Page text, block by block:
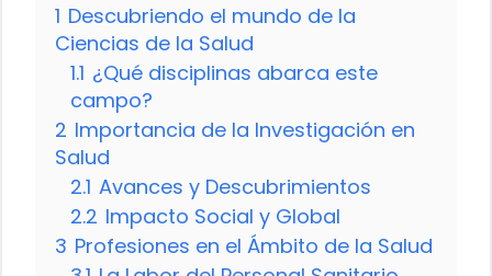
1 Descubriendo el mundo de la
Ciencias de la Salud
1.1 ¿Qué disciplinas abarca este
campo?
2 Importancia de la Investigación en
Salud
2.1 Avances y Descubrimientos
2.2 Impacto Social y Global
3 Profesiones en el Ámbito de la Salud